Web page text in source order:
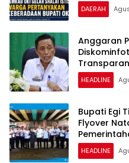
DAERAH
Anggaran
HEADLINE
Bupati Egi
Flyover
HEADLINE